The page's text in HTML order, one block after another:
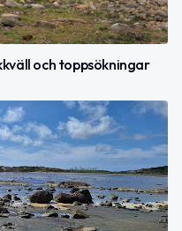
och toppsökningar